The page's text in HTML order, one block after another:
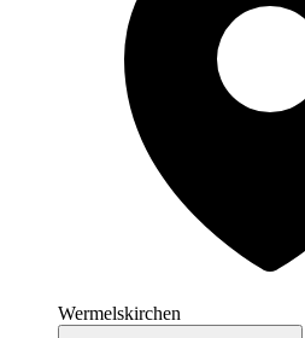
Wermelskirchen